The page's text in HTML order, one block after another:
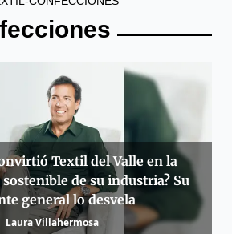
Textil del Valle en la
de su industria? Su
general lo desvela
Laura Villahermosa